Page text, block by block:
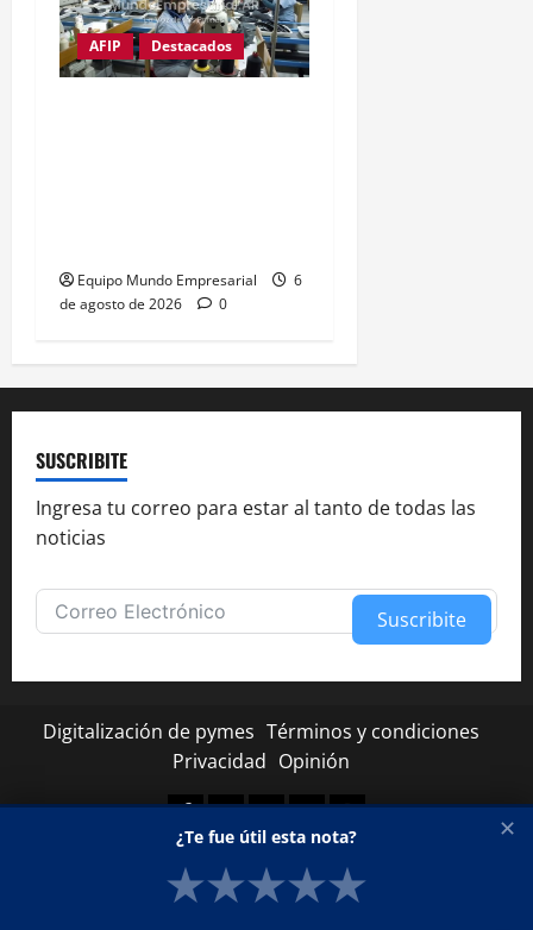
AFIP Destacados
Equipo Mundo Empresarial
6
de agosto de 2026
0
SUSCRIBITE
Ingresa tu correo para estar al tanto de todas las
noticias
Suscribite
Digitalización de pymes Términos y condiciones
Privacidad Opinión
Facebook
TwitterLinkedinYoutubeInstagram
Copyright © Todos los derechos reservados.
MoreNews
por AF themes.
✕
¿Te fue útil esta nota?
★★★★★